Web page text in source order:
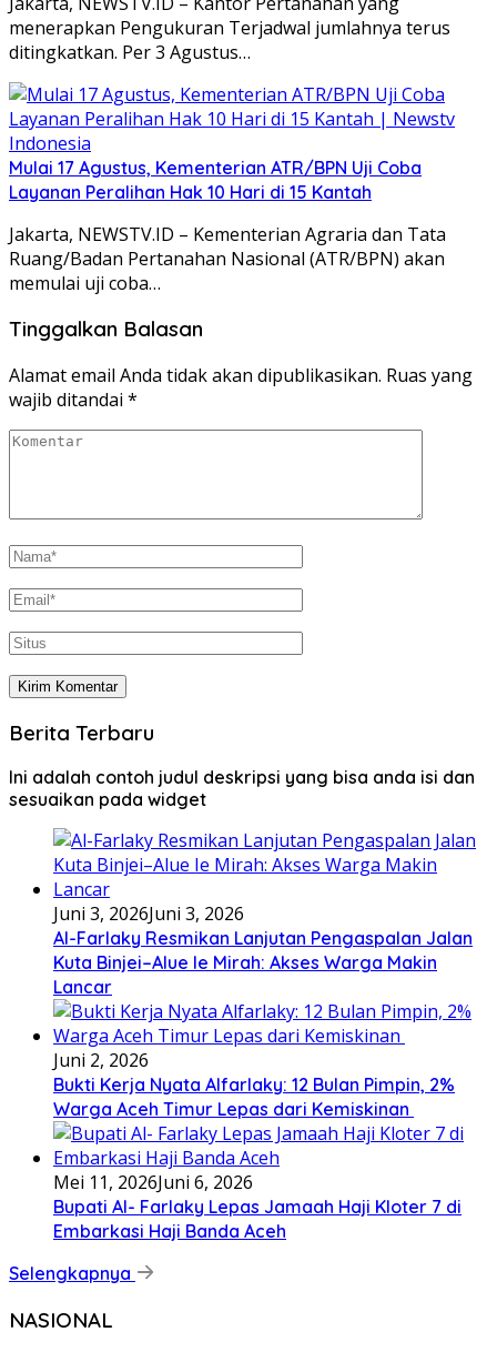
menerapkan Pengukuran Terjadwal jumlahnya terus
ditingkatkan. Per 3 Agustus…
Mulai 17 Agustus, Kementerian ATR/BPN Uji Coba
Layanan Peralihan Hak 10 Hari di 15 Kantah
Jakarta, NEWSTV.ID – Kementerian Agraria dan Tata
Ruang/Badan Pertanahan Nasional (ATR/BPN) akan
memulai uji coba…
Tinggalkan Balasan
Alamat email Anda tidak akan dipublikasikan. Ruas yang
wajib ditandai *
Berita Terbaru
Ini adalah contoh judul deskripsi yang bisa anda isi dan
sesuaikan pada widget
Juni 3, 2026Juni 3, 2026
Al-Farlaky Resmikan Lanjutan Pengaspalan Jalan
Kuta Binjei–Alue Ie Mirah: Akses Warga Makin
Lancar
Juni 2, 2026
Bukti Kerja Nyata Alfarlaky: 12 Bulan Pimpin, 2%
Warga Aceh Timur Lepas dari Kemiskinan ‎
Mei 11, 2026Juni 6, 2026
Bupati Al- Farlaky Lepas Jamaah Haji Kloter 7 di
Embarkasi Haji Banda Aceh
Selengkapnya
NASIONAL